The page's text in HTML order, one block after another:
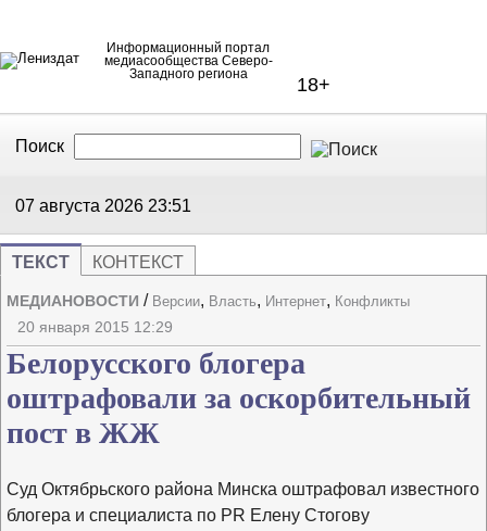
Информационный портал
медиасообщества Северо-
Западного региона
18+
Поиск
07 августа 2026 23:51
ТЕКСТ КОНТЕКСТ
МЕДИАНОВОСТИ / Версии, Власть, Интернет, Конфликты
20 января 2015 12:29
Белорусского блогера
оштрафовали за оскорбительный
пост в ЖЖ
Суд Октябрьского района Минска оштрафовал известного
блогера и специалиста по PR Елену Стогову